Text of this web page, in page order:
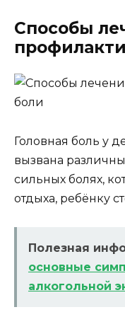
Способы
Головная боль у
вызвана
сильных болях,
отдыха, ребёнку
Полезная
основные
алкогольной